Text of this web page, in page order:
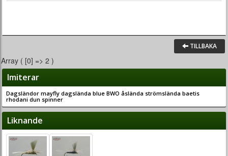
TILLBAKA
Array ( [0] => 2 )
Imiterar
Dagsländor mayfly dagslända blue BWO åslända strömslända baetis
rhodani dun spinner
Liknande